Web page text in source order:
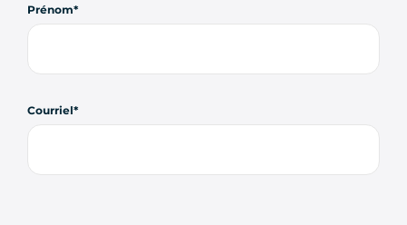
Prénom
Courriel